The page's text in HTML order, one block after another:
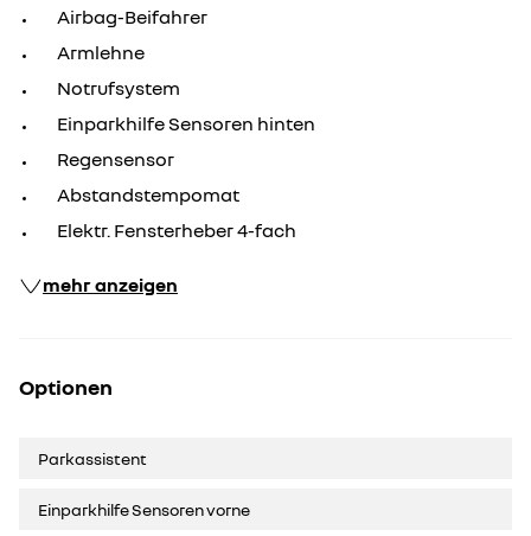
Airbag-Beifahrer
Armlehne
Notrufsystem
Einparkhilfe Sensoren hinten
Regensensor
Abstandstempomat
Elektr. Fensterheber 4-fach
mehr anzeigen
Optionen
Parkassistent
Einparkhilfe Sensoren vorne